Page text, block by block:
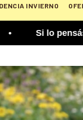
INVIERNO
mejor,